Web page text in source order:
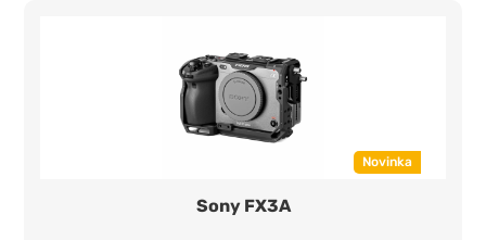
Novinka
Sony FX3A